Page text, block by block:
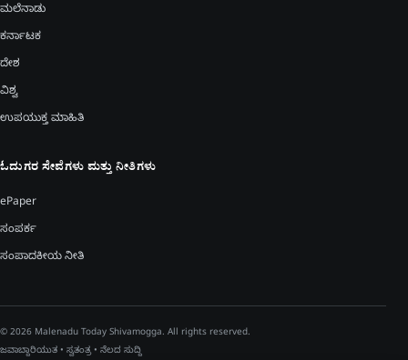
ಮಲೆನಾಡು
ಕರ್ನಾಟಕ
ದೇಶ
ವಿಶ್ವ
ಉಪಯುಕ್ತ ಮಾಹಿತಿ
ಓದುಗರ ಸೇವೆಗಳು ಮತ್ತು ನೀತಿಗಳು
ePaper
ಸಂಪರ್ಕ
ಸಂಪಾದಕೀಯ ನೀತಿ
© 2026 Malenadu Today Shivamogga. All rights reserved.
ಜವಾಬ್ದಾರಿಯುತ • ಸ್ವತಂತ್ರ • ನೆಲದ ಸುದ್ದಿ